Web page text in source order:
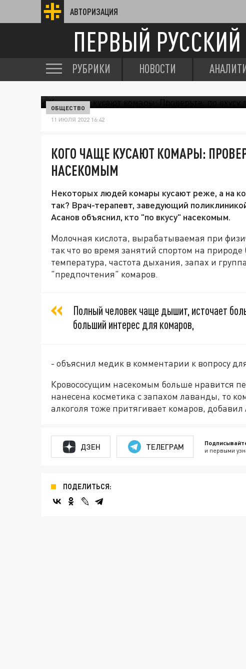
АВТОРИЗАЦИЯ
ПЕРВЫЙ РУССКИЙ
РУБРИКИ НОВОСТИ
ОБЩЕСТВО
11 ИЮЛЯ 2022 16:42
КОГО ЧАЩЕ КУСАЮТ КОМАРЫ:
НАСЕКОМЫМ
Некоторых людей комары кусают реже, а на
так? Врач-терапевт, заведующий
Асанов объяснил, кто "по вкусу" насекомым.
Молочная кислота, вырабатываемая при
так что во время занятий спортом на
температура, частота дыхания, запах и
"предпочтения" комаров.
Полный человек чаще дышит, источает
больший интерес для комаров,
- объяснил медик в комментарии к вопросу
Кровососущим насекомым больше нравится
нанесена косметика с запахом лаванды, то
алкоголя тоже притягивает комаров, добавил
ДЗЕН ТЕЛЕГРАМ и первыми
ПОДЕЛИТЬСЯ: